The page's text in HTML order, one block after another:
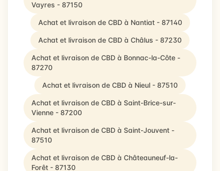
Vayres - 87150
Achat et livraison de CBD à Nantiat - 87140
Achat et livraison de CBD à Châlus - 87230
Achat et livraison de CBD à Bonnac-la-Côte -
87270
Achat et livraison de CBD à Nieul - 87510
Achat et livraison de CBD à Saint-Brice-sur-
Vienne - 87200
Achat et livraison de CBD à Saint-Jouvent -
87510
Achat et livraison de CBD à Châteauneuf-la-
Forêt - 87130